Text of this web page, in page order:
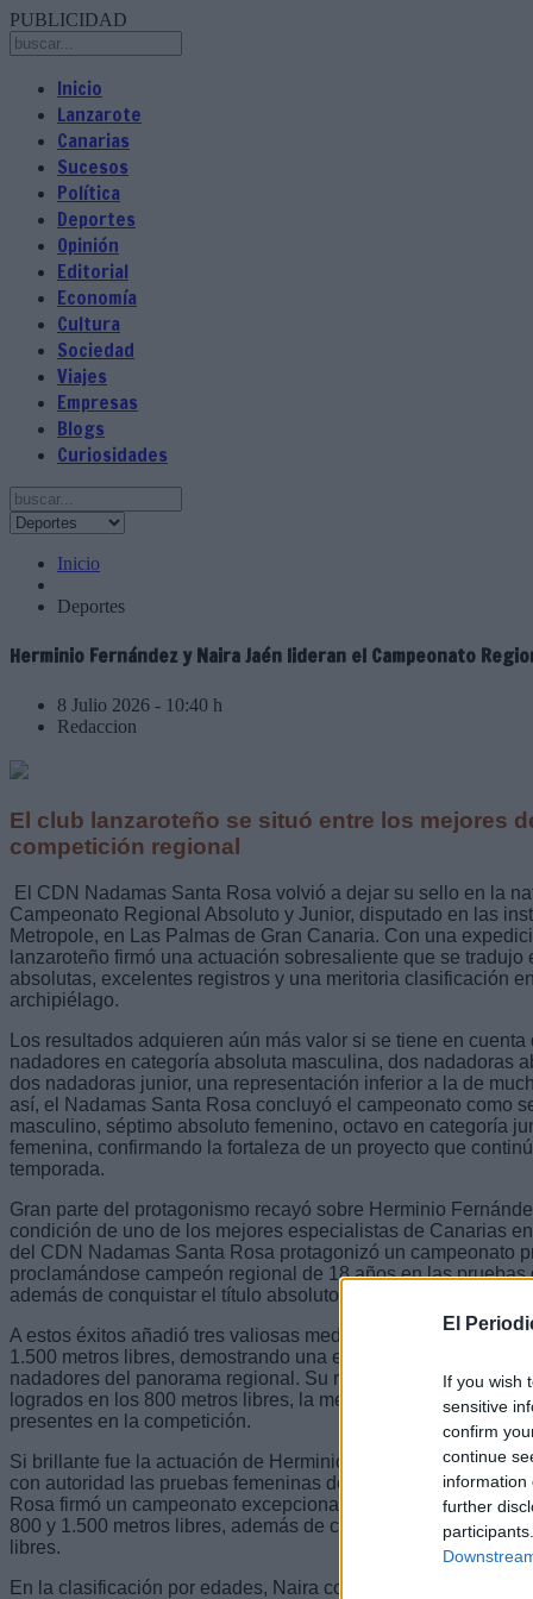
El
If you wish
sensitive
confirm
continue
information
further
PUBLICIDAD
Inicio
Lanzarote
Canarias
Sucesos
Política
Deportes
Opinión
Editorial
Economía
Cultura
Sociedad
Viajes
Empresas
Blogs
Curiosidades
Inicio
Deportes
Herminio Fernández y Naira Jaén lideran el Campeonato
8 Julio 2026 - 10:40 h
Redaccion
El club lanzaroteño se situó entre los mejores
competición regional
El CDN Nadamas Santa Rosa volvió a dejar su sello en la
Campeonato Regional Absoluto y Junior, disputado en las
Metropole, en Las Palmas de Gran Canaria. Con una
lanzaroteño firmó una actuación sobresaliente que se
absolutas, excelentes registros y una meritoria clasificación
archipiélago.
Los resultados adquieren aún más valor si se tiene en
nadadores en categoría absoluta masculina, dos nadadoras
dos nadadoras junior, una representación inferior a la de
así, el Nadamas Santa Rosa concluyó el campeonato como
masculino, séptimo absoluto femenino, octavo en categoría
femenina, confirmando la fortaleza de un proyecto que
temporada.
Gran parte del protagonismo recayó sobre Herminio
condición de uno de los mejores especialistas de Canarias
del CDN Nadamas Santa Rosa protagonizó un campeonato
proclamándose campeón regional de 18 años en las
además de conquistar el título absoluto en los 200 metros
A estos éxitos añadió tres valiosas medallas de plata
1.500 metros libres, demostrando una extraordinaria
nadadores del panorama regional. Su rendimiento quedó
logrados en los 800 metros libres, la mejor puntuación entre
presentes en la competición.
Si brillante fue la actuación de Herminio, no lo fue menos la
con autoridad las pruebas femeninas de medio fondo y
Rosa firmó un campeonato excepcional al proclamarse
800 y 1.500 metros libres, además de conseguir la medalla
libres.
En la clasificación por edades, Naira completó un pleno de